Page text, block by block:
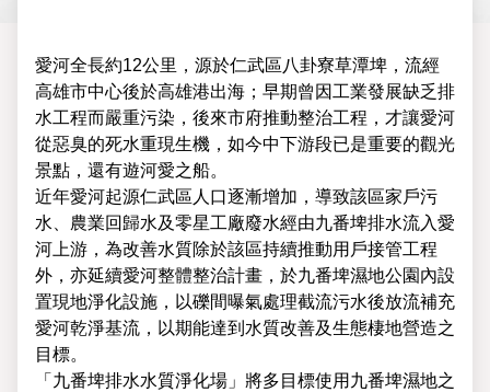
愛河全長約12公里，源於仁武區八卦寮草潭埤，流經
高雄市中心後於高雄港出海；早期曾因工業發展缺乏排
水工程而嚴重污染，後來市府推動整治工程，才讓愛河
從惡臭的死水重現生機，如今中下游段已是重要的觀光
景點，還有遊河愛之船。
近年愛河起源仁武區人口逐漸增加，導致該區家戶污
水、農業回歸水及零星工廠廢水經由九番埤排水流入愛
河上游，為改善水質除於該區持續推動用戶接管工程
外，亦延續愛河整體整治計畫，於九番埤濕地公園內設
置現地淨化設施，以礫間曝氣處理截流污水後放流補充
愛河乾淨基流，以期能達到水質改善及生態棲地營造之
目標。
「九番埤排水水質淨化場」將多目標使用九番埤濕地之